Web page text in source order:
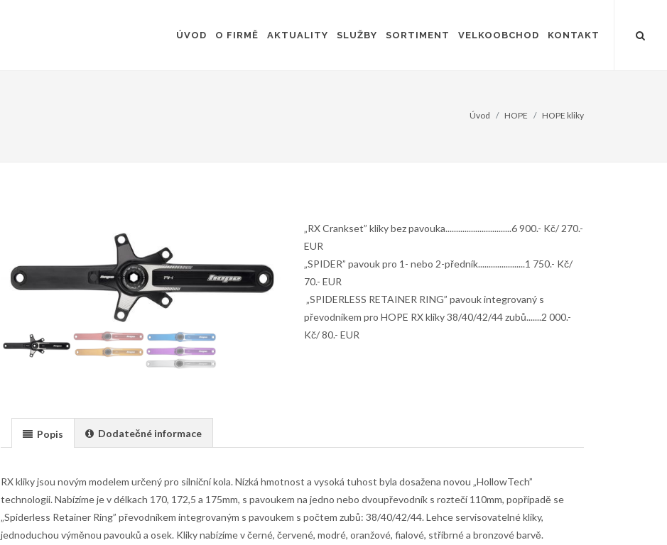
ÚVOD O FIRMĚ AKTUALITY SLUŽBY SORTIMENT VELKOOBCHOD KONTAKT
Úvod HOPE HOPE kliky
„RX Crankset” kliky bez pavouka...............................6 900.- Kč/ 270.-
EUR
„SPIDER” pavouk pro 1- nebo 2-předník......................1 750.- Kč/
70.- EUR
„SPIDERLESS RETAINER RING” pavouk integrovaný s
převodníkem pro HOPE RX kliky 38/40/42/44 zubů.......2 000.-
Kč/ 80.- EUR
Popis Dodatečné informace
RX kliky jsou novým modelem určený pro silniční kola. Nízká hmotnost a vysoká tuhost byla dosažena novou „HollowTech”
technologii. Nabízíme je v délkach 170, 172,5 a 175mm, s pavoukem na jedno nebo dvoupřevodník s roztečí 110mm, popřípadě se
„Spiderless Retainer Ring” převodníkem integrovaným s pavoukem s počtem zubů: 38/40/42/44. Lehce servisovatelné kliky,
jednoduchou výměnou pavouků a osek. Kliky nabízíme v černé, červené, modré, oranžové, fialové, stříbrné a bronzové barvě.